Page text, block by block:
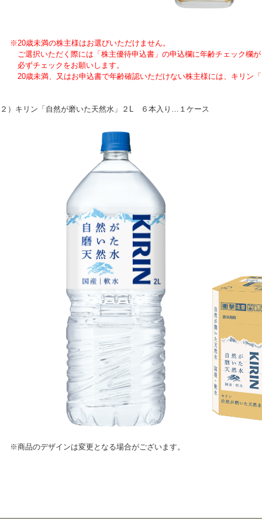
※20歳未満の株主様はお選びいただけません。
択いただく際には「株主優待申込書」の申込欄に年齢チェック欄が
チェックをお願いします。
未満、又はお申込書で年齢確認いただけない株主様には、キリン「
）キリン「自然が磨いた天然水」２L ６本入り…１ケース
品のデザインは変更となる場合がございます。